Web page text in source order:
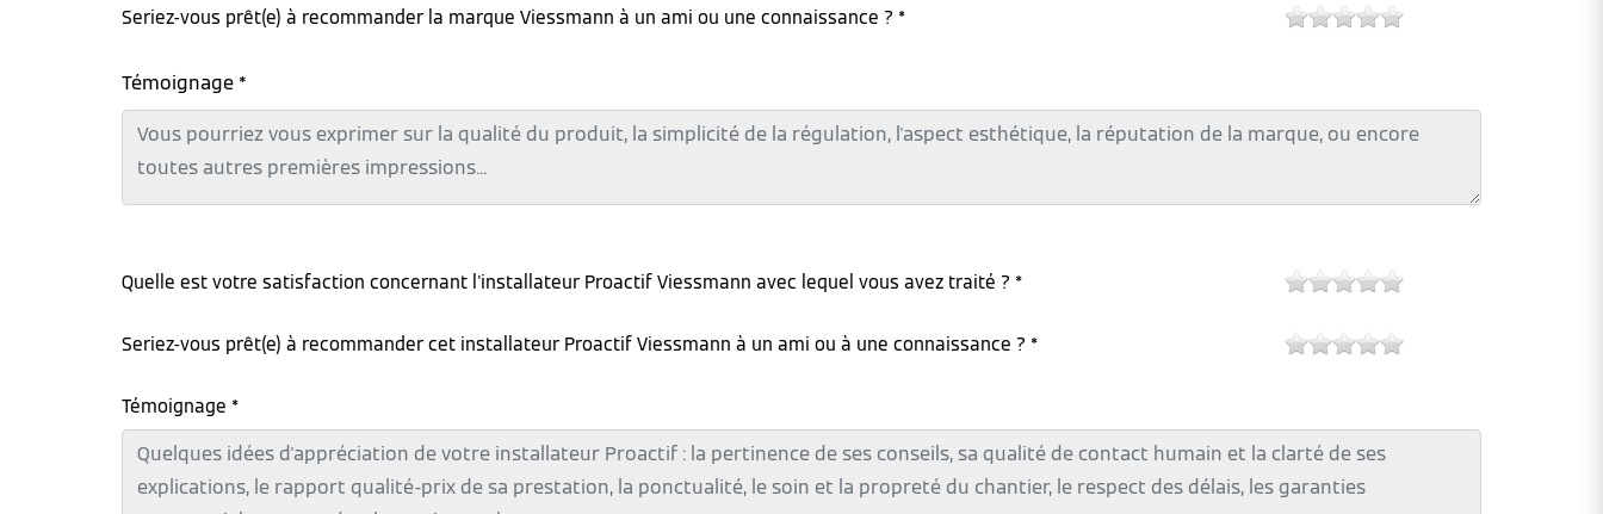
Seriez-vous prêt(e) à recommander la marque Viessmann à un ami ou une connaissance ? *
Témoignage *
Quelle est votre satisfaction concernant l'installateur Proactif Viessmann avec lequel vous avez traité ? *
Seriez-vous prêt(e) à recommander cet installateur Proactif Viessmann à un ami ou à une connaissance ? *
Témoignage *